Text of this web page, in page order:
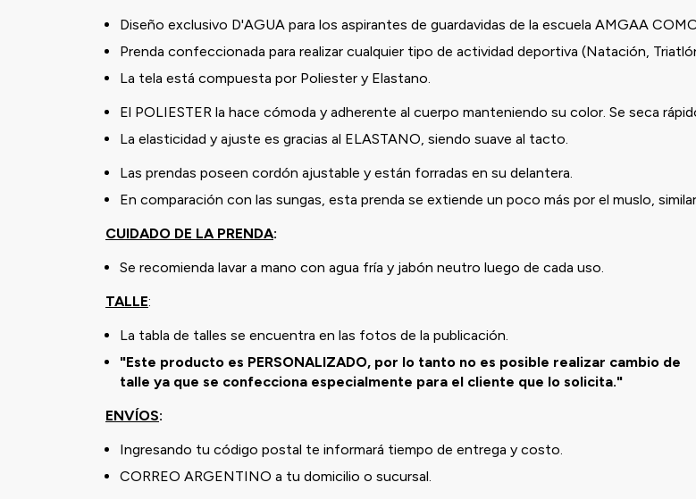
Diseño exclusivo D'AGUA para los aspirantes de guardavidas de la escuela AMGAA
Prenda confeccionada para realizar cualquier tipo de actividad deportiva (Natación,
La tela está compuesta por Poliester y Elastano.
El POLIESTER la hace cómoda y adherente al cuerpo manteniendo su color. Se seca
La elasticidad y ajuste es gracias al ELASTANO, siendo suave al tacto.
Las prendas poseen cordón ajustable y están forradas en su delantera.
En comparación con las sungas, esta prenda se extiende un poco más por el muslo,
CUIDADO DE LA PRENDA:
Se recomienda lavar a mano con agua fría y jabón neutro luego de cada uso.
TALLE:
La tabla de talles se encuentra en las fotos de la publicación.
"Este producto es PERSONALIZADO, por lo tanto no es posible realizar cambio de
talle ya que se confecciona especialmente para el cliente que lo solicita."
ENVÍOS:
Ingresando tu código postal te informará tiempo de entrega y costo.
CORREO ARGENTINO a tu domicilio o sucursal.